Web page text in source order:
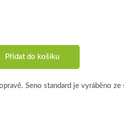
Přidat do košíku
Seno standard je vyráběno ze